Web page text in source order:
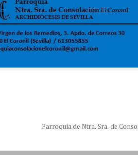
Parroquia de Ntra. Sra. de